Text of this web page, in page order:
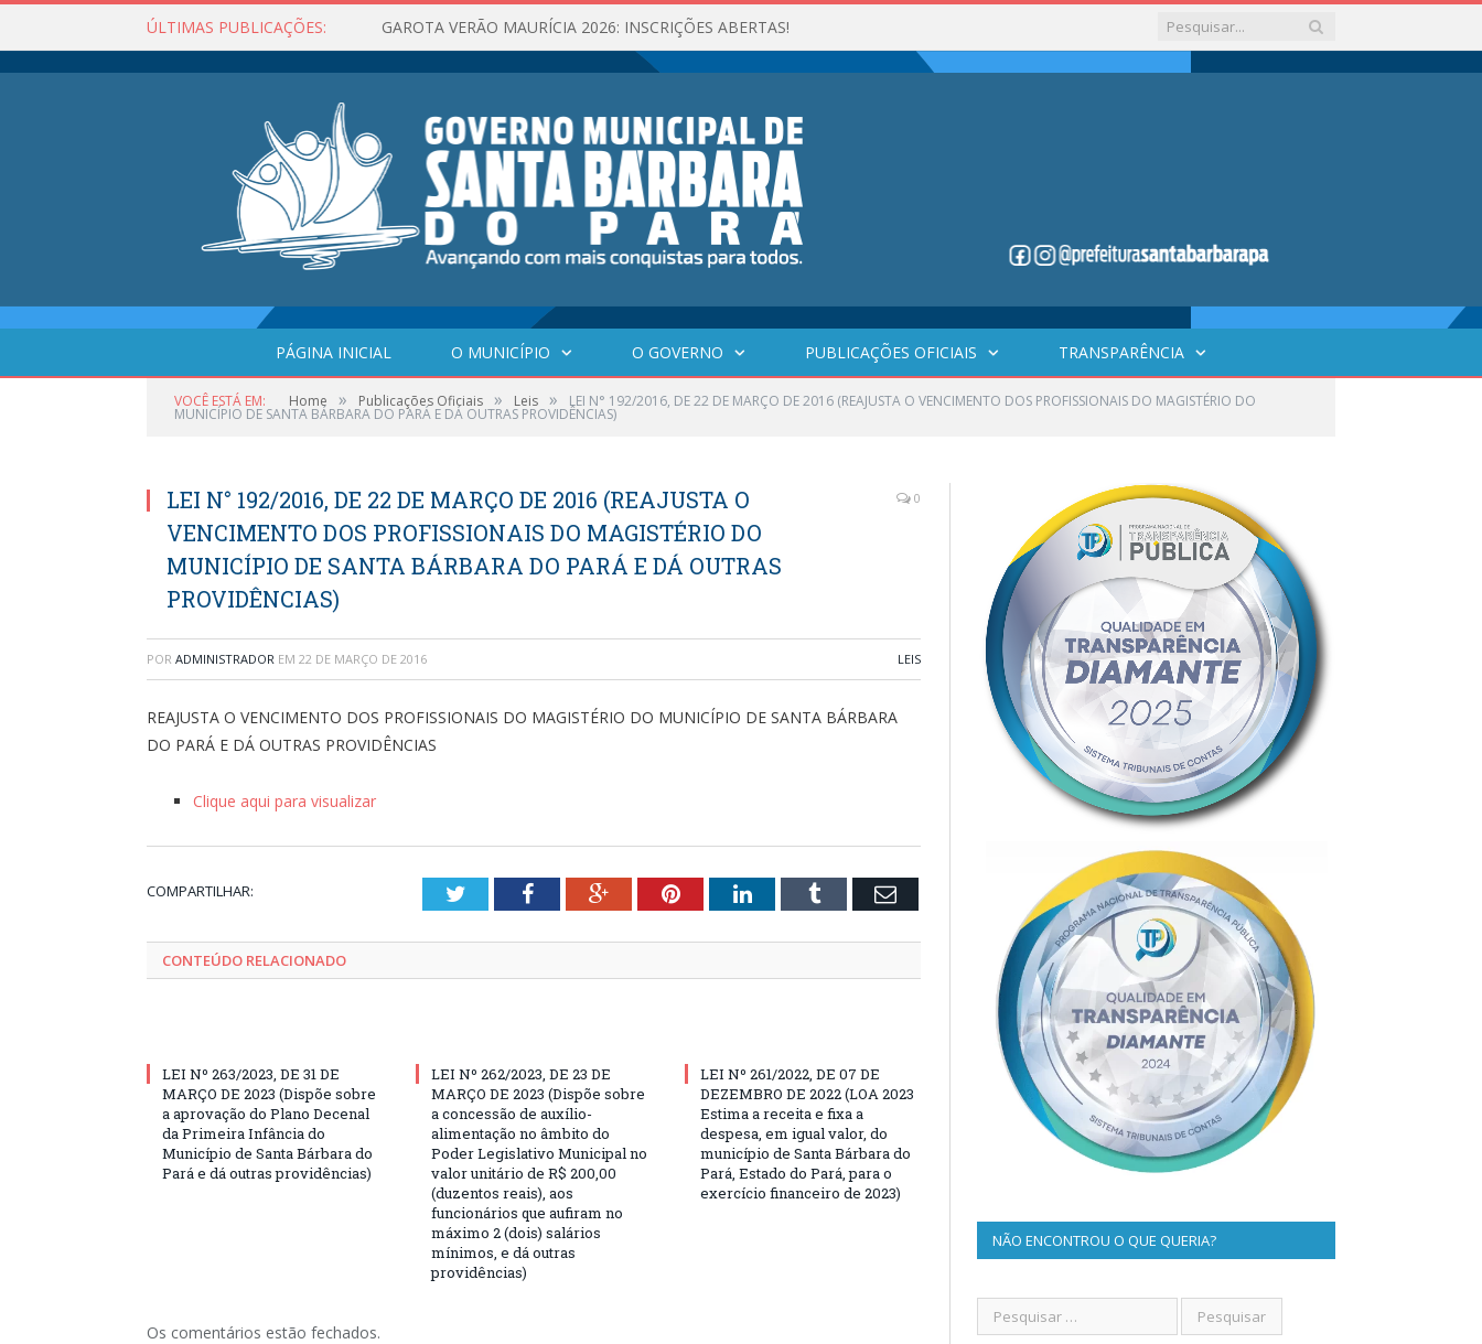
ÚLTIMAS PUBLICAÇÕES: GAROTA VERÃO MAURÍCIA 2026: INSCRIÇÕES ABERTAS!
PÁGINA INICIAL O MUNICÍPIO O GOVERNO PUBLICAÇÕES OFICIAIS TRANSPARÊNCIA
VOCÊ ESTÁ EM: Home » Publicações Oficiais » Leis » LEI N° 192/2016, DE 22 DE MARÇO DE 2016 (REAJUSTA O VENCIMENTO DOS PROFISSIONAIS DO MAGISTÉRIO DO
MUNICÍPIO DE SANTA BÁRBARA DO PARÁ E DÁ OUTRAS PROVIDÊNCIAS)
LEI N° 192/2016, DE 22 DE MARÇO DE 2016 (REAJUSTA O
VENCIMENTO DOS PROFISSIONAIS DO MAGISTÉRIO DO
MUNICÍPIO DE SANTA BÁRBARA DO PARÁ E DÁ OUTRAS
PROVIDÊNCIAS)
0
POR ADMINISTRADOR EM 22 DE MARÇO DE 2016 LEIS
REAJUSTA O VENCIMENTO DOS PROFISSIONAIS DO MAGISTÉRIO DO MUNICÍPIO DE SANTA BÁRBARA
DO PARÁ E DÁ OUTRAS PROVIDÊNCIAS
Clique aqui para visualizar
COMPARTILHAR: TwitterFacebookGoogle+PinterestLinkedInTumblr Email
CONTEÚDO RELACIONADO
LEI Nº 263/2023, DE 31 DE
MARÇO DE 2023 (Dispõe sobre
a aprovação do Plano Decenal
da Primeira Infância do
Município de Santa Bárbara do
Pará e dá outras providências)
LEI Nº 262/2023, DE 23 DE
MARÇO DE 2023 (Dispõe sobre
a concessão de auxílio-
alimentação no âmbito do
Poder Legislativo Municipal no
valor unitário de R$ 200,00
(duzentos reais), aos
funcionários que aufiram no
máximo 2 (dois) salários
mínimos, e dá outras
providências)
LEI Nº 261/2022, DE 07 DE
DEZEMBRO DE 2022 (LOA 2023
Estima a receita e fixa a
despesa, em igual valor, do
município de Santa Bárbara do
Pará, Estado do Pará, para o
exercício financeiro de 2023)
Os comentários estão fechados.
NÃO ENCONTROU O QUE QUERIA?